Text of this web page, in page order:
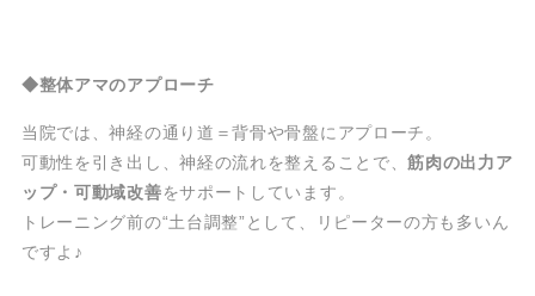
◆整体アマのアプローチ
当院では、神経の通り道＝背骨や骨盤にアプローチ。
可動性を引き出し、神経の流れを整えることで、筋肉の出力ア
ップ・可動域改善をサポートしています。
トレーニング前の“土台調整”として、リピーターの方も多いん
ですよ♪